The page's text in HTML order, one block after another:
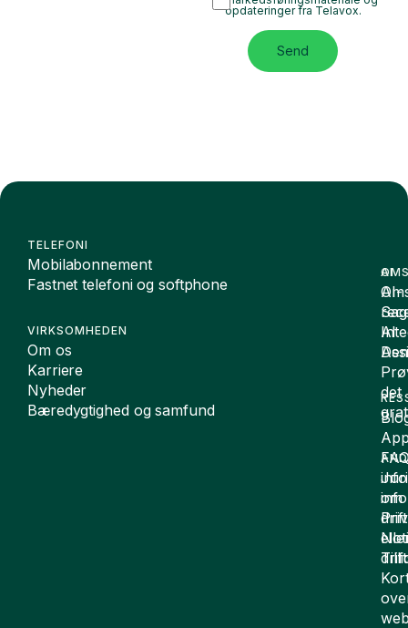
opdateringer fra Telavox.
Send
TELEFONI
Mobilabonnement
Fastnet telefoni og softphone
VIRKSOMHEDEN
Om os
Karriere
Nyheder
Bæredygtighed og samfund
om
drift
AI
AI-
AI
det